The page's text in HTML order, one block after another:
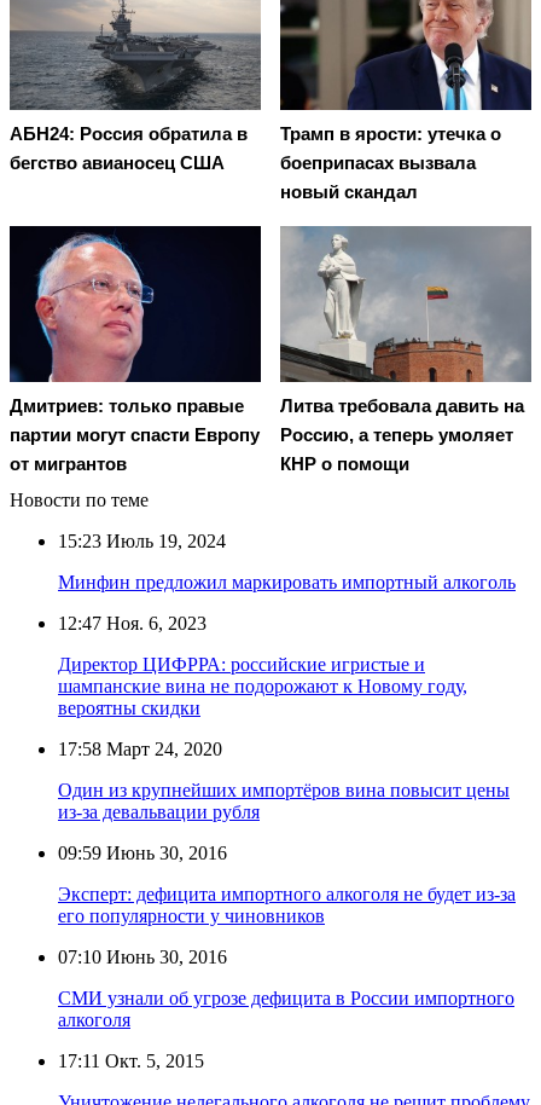
АБН24: Россия обратила в
бегство авианосец США
Трамп в ярости: утечка о
боеприпасах вызвала
новый скандал
Дмитриев: только правые
партии могут спасти Европу
от мигрантов
Литва требовала давить на
Россию, а теперь умоляет
КНР о помощи
Новости по теме
15:23 Июль 19, 2024
Минфин предложил маркировать импортный алкоголь
12:47 Ноя. 6, 2023
Директор ЦИФРРА: российские игристые и
шампанские вина не подорожают к Новому году,
вероятны скидки
17:58 Март 24, 2020
Один из крупнейших импортёров вина повысит цены
из-за девальвации рубля
09:59 Июнь 30, 2016
Эксперт: дефицита импортного алкоголя не будет из-за
его популярности у чиновников
07:10 Июнь 30, 2016
СМИ узнали об угрозе дефицита в России импортного
алкоголя
17:11 Окт. 5, 2015